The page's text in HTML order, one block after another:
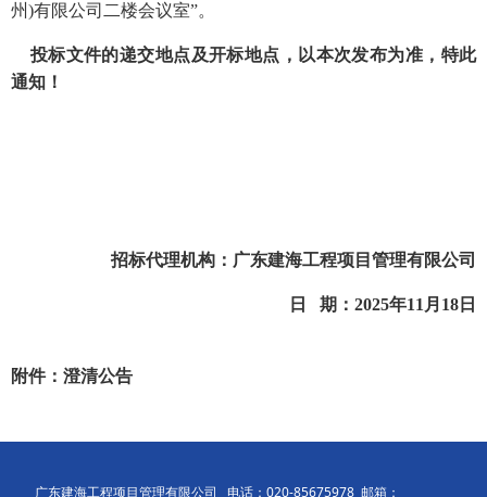
州)有限公司二楼会议室”。
投标文件的递交地点及开标地点，以本次发布为准，特此
通知！
招标代理机构 ：广东建海工程项目管理有限公司
日 期 ： 2025年11 月 18 日
附件：澄清公告
广东建海工程项目管理有限公司 电话：020-85675978 邮箱：